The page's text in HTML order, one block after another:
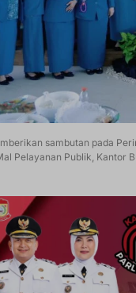
sambutan pada
Pelayanan Publik, Kantor